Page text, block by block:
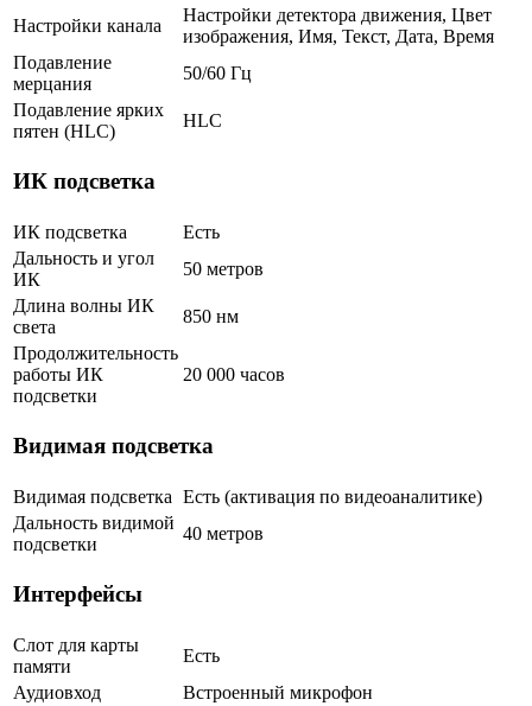
Настройки канала
Настройки детектора движения, Цвет
изображения, Имя, Текст, Дата, Время
Подавление
мерцания
50/60 Гц
Подавление ярких
пятен (HLC)
HLC
ИК подсветка
ИК подсветка
Есть
Дальность и угол
ИК
50 метров
Длина волны ИК
света
850 нм
Продолжительность
работы ИК
подсветки
20 000 часов
Видимая подсветка
Видимая подсветка Есть (активация по видеоаналитике)
Дальность видимой
подсветки
40 метров
Интерфейсы
Слот для карты
памяти
Есть
Аудиовход
Встроенный микрофон